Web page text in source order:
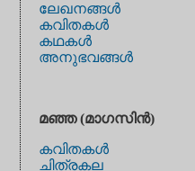
ലേഖനങ്ങള്‍
കവിതകള്‍
കഥകള്‍
അനുഭവങ്ങള്‍
മഞ്ഞ (മാഗസിന്‍)
കവിതകള്‍
ചിത്രകല